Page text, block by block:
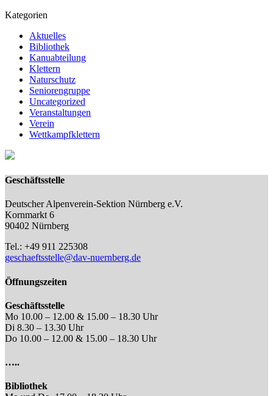
Kategorien
Aktuelles
Bibliothek
Kanuabteilung
Klettern
Naturschutz
Seniorengruppe
Uncategorized
Veranstaltungen
Verein
Wettkampfklettern
Geschäftsstelle
Deutscher Alpenverein-Sektion Nürnberg e.V.
Kornmarkt 6
90402 Nürnberg
Tel.: +49 911 225308
geschaeftsstelle@dav-nuernberg.de
Öffnungszeiten
Geschäftsstelle
Mo 10.00 – 12.00 & 15.00 – 18.30 Uhr
Di 8.30 – 13.30 Uhr
Do 10.00 – 12.00 & 15.00 – 18.30 Uhr
…..
Bibliothek